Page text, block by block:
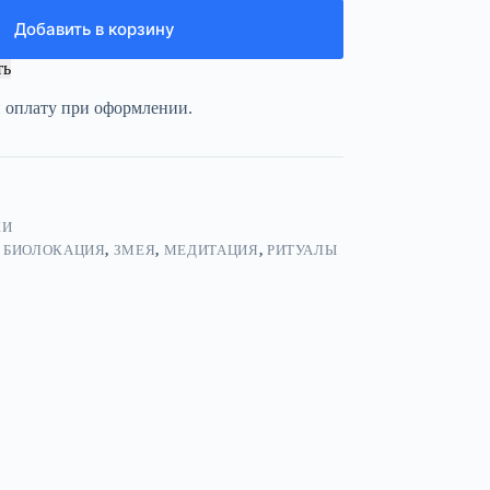
Добавить в корзину
оплату при оформлении.
БИОЛОКАЦИЯ, ЗМЕЯ, МЕДИТАЦИЯ, РИТУАЛЫ